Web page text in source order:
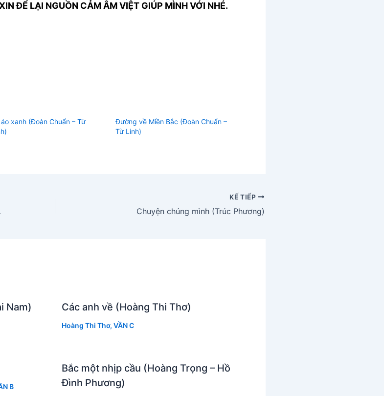
ĐỂ LẠI NGUỒN CẢM ÂM VIỆT GIÚP MÌNH VỚI NHÉ.
áo xanh (Đoàn Chuẩn – Từ
Đường về Miền Bắc (Đoàn Chuẩn –
Từ Linh)
KẾ TIẾP
Chuyện chúng mình (Trúc Phương)
Nam) Các anh về (Hoàng Thi Thơ)
Hoàng Thi Thơ, VẦN C
B
Bắc một nhịp cầu (Hoàng Trọng – Hồ
Đình Phương)